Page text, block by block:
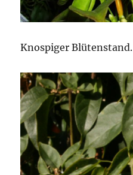
Knospiger Blütenstand.